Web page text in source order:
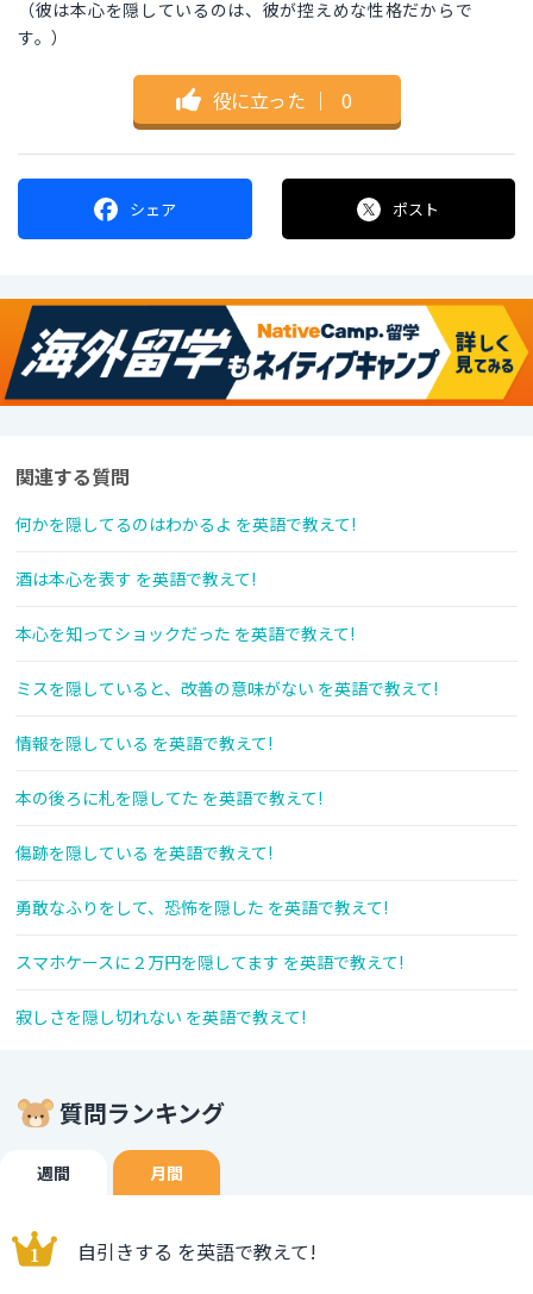
（彼は本心を隠しているのは、彼が控えめな性格だからで
す。）
役に立った ｜ 0
シェア ポスト
関連する質問
何かを隠してるのはわかるよ を英語で教えて!
酒は本心を表す を英語で教えて!
本心を知ってショックだった を英語で教えて!
ミスを隠していると、改善の意味がない を英語で教えて!
情報を隠している を英語で教えて!
本の後ろに札を隠してた を英語で教えて!
傷跡を隠している を英語で教えて!
勇敢なふりをして、恐怖を隠した を英語で教えて!
スマホケースに２万円を隠してます を英語で教えて!
寂しさを隠し切れない を英語で教えて!
質問ランキング
週間 月間
自引きする を英語で教えて!